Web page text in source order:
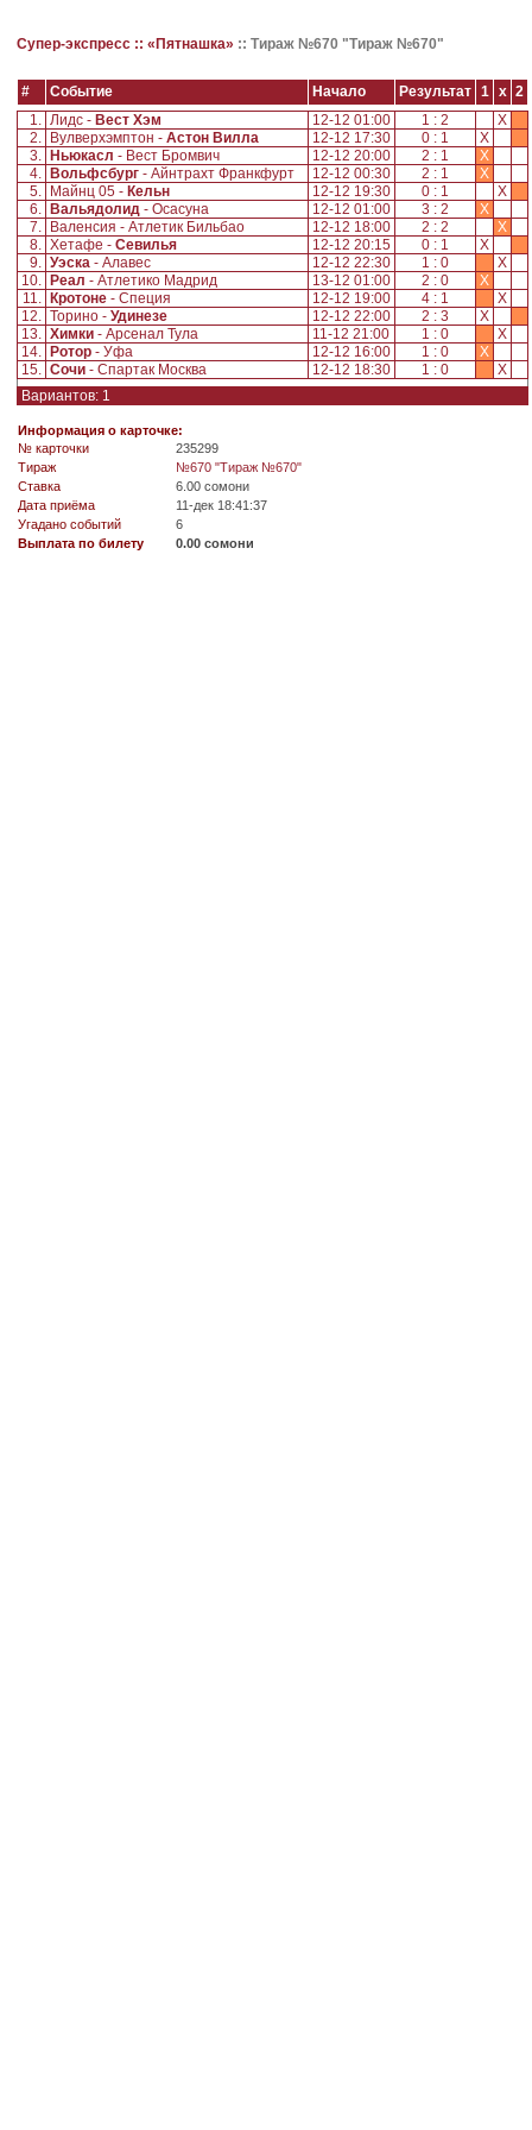
Супер-экспресс :: «Пятнашка» :: Тираж №670 "Тираж №670"
# Событие Начало Результат 1 x 2
1. Лидс - Вест Хэм 12-12 01:00 1 : 2
X
2.
Вулверхэмптон - Астон Вилла 12-12 17:30 0 : 1
X
3.
Ньюкасл - Вест Бромвич 12-12 20:00 2 : 1
X
4.
Вольфсбург - Айнтрахт Франкфурт 12-12 00:30 2 : 1
X
5.
Майнц 05 - Кельн 12-12 19:30 0 : 1
X
6.
Вальядолид - Осасуна 12-12 01:00 3 : 2
X
7.
Валенсия - Атлетик Бильбао 12-12 18:00 2 : 2
X
8. Хетафе - Севилья 12-12 20:15 0 : 1
X
9. Уэска - Алавес 12-12 22:30 1 : 0
X
10.
Реал - Атлетико Мадрид 13-12 01:00 2 : 0
X
11.
Кротоне - Специя 12-12 19:00 4 : 1
X
12. Торино - Удинезе 12-12 22:00 2 : 3
X
13. Химки - Арсенал Тула 11-12 21:00 1 : 0
X
14.
Ротор - Уфа 12-12 16:00 1 : 0
X
15. Сочи - Спартак Москва 12-12 18:30 1 : 0
X
Вариантов: 1
Информация о карточке:
№ карточки
235299
Tираж
№670 "Тираж №670"
Ставка
6.00 сомони
Дата приёма
11-дек 18:41:37
Угадано событий
6
Выплата по билету
0.00 сомони